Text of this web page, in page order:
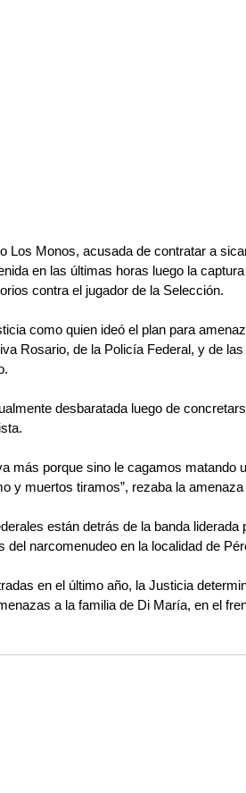
Los Monos, acusada de contratar a
en las últimas horas luego la
contra el jugador de la Selección.
como quien ideó el plan para
Rosario, de la Policía Federal, y de
desbaratada luego de
más porque sino le cagamos matando
y muertos tiramos”, rezaba la
están detrás de la banda liderada
narcomenudeo en la localidad de
en el último año, la Justicia
a la familia de Di María, en el